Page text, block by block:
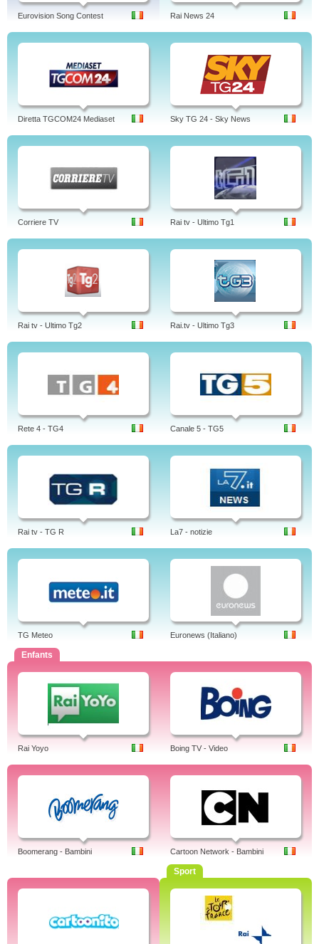
Eurovision Song Contest Rai News 24
Diretta TGCOM24 Mediaset Sky TG 24 - Sky News
Corriere TV Rai tv - Ultimo Tg1
Rai tv - Ultimo Tg2 Rai.tv - Ultimo Tg3
Rete 4 - TG4 Canale 5 - TG5
Rai tv - TG R La7 - notizie
TG Meteo Euronews (Italiano)
Enfants
Rai Yoyo Boing TV - Video
Boomerang - Bambini Cartoon Network - Bambini
Sport